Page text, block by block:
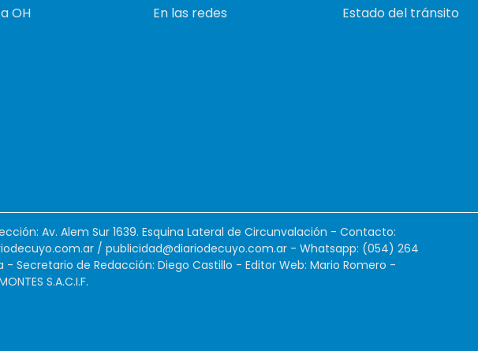
OH
En las redes
Estado del tránsito
Av. Alem Sur 1639. Esquina Lateral de Circunvalación - Contacto:
/ publicidad@diariodecuyo.com.ar - Whatsapp: (054) 264
Secretario de Redacción: Diego Castillo - Editor Web: Mario Romero -
S.A.C.I.F.